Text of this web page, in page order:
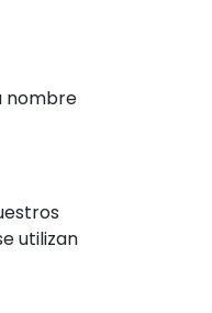
nombre
utilizan